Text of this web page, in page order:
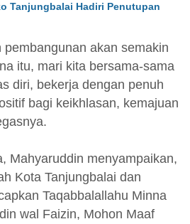
Tanjungbalai Hadiri Penutupan
akan semakin
itu, mari kita bersama-sama
diri, bekerja dengan penuh
bagi keikhlasan, kemajuan
Mahyaruddin menyampaikan,
Kota Tanjungbalai dan
Taqabbalallahu Minna
wal Faizin, Mohon Maaf